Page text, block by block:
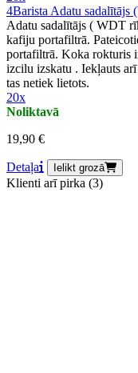
4Barista Adatu sadalītājs
Adatu sadalītājs ( WDT
kafiju portafiltrā.
portafiltrā. Koka rokturis
izcilu izskatu . Iekļauts
tas netiek lietots.
20x
Noliktavā
19,90 €
Detaļa Ielikt grozā
Klienti arī pirka (3)